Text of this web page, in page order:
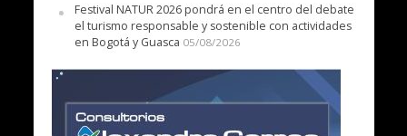
Festival NATUR 2026 pondrá en el centro del debate
el turismo responsable y sostenible con actividades
en Bogotá y Guasca 05/08/2026